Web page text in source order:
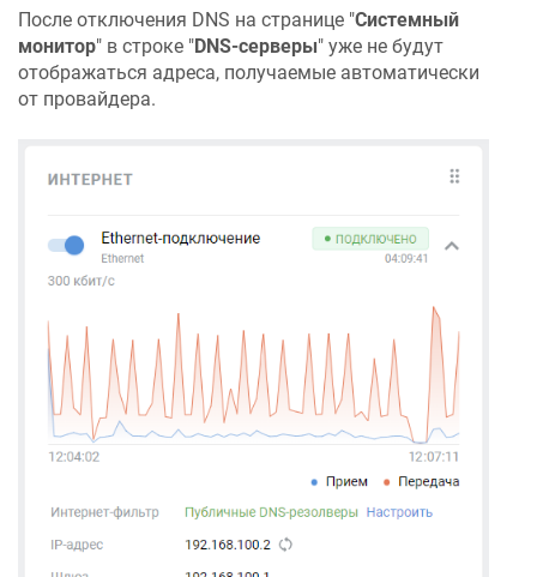
После отключения DNS на странице "Системный
монитор" в строке "DNS-серверы" уже не будут
отображаться адреса, получаемые автоматически
от провайдера.